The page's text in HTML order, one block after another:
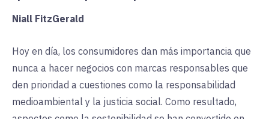
Niall FitzGerald
Hoy en día, los consumidores dan más importancia que
nunca a hacer negocios con marcas responsables que
den prioridad a cuestiones como la responsabilidad
medioambiental y la justicia social. Como resultado,